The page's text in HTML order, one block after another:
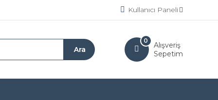
Kullanıcı Paneli
Alışveriş
Sepetim
0